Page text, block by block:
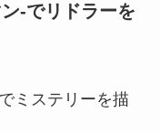
-でリドラーを
ミステリーを描